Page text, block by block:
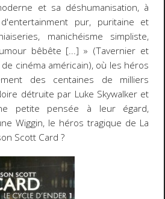
et sa déshumanisation, à
entertainment pur, puritaine et
manichéisme simpliste,
bêbête [...] » (Tavernier et
cinéma américain), où les héros
des centaines de milliers
détruite par Luke Skywalker et
petite pensée à leur égard,
Wiggin, le héros tragique de La
Scott Card ?